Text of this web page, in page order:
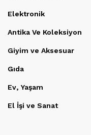
Elektronik
Antika Ve Koleksiyon
Giyim ve Aksesuar
Gıda
Ev, Yaşam
El İşi ve Sanat